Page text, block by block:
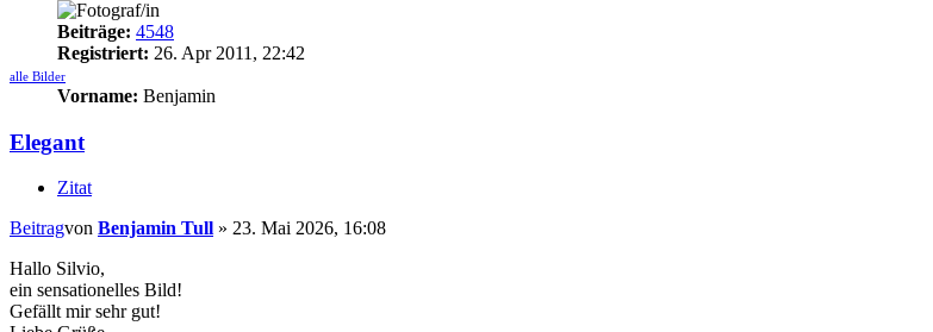
Beiträge: 4548
Registriert: 26. Apr 2011, 22:42
alle Bilder
Vorname: Benjamin
Elegant
Zitat
Beitragvon Benjamin Tull » 23. Mai 2026, 16:08
Hallo Silvio,
ein sensationelles Bild!
Gefällt mir sehr gut!